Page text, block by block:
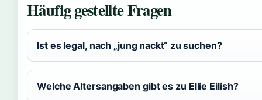
Häufig gestellte Fragen
Ist es legal, nach „jung nackt“ zu suchen?
Welche Altersangaben gibt es zu Ellie Eilish?